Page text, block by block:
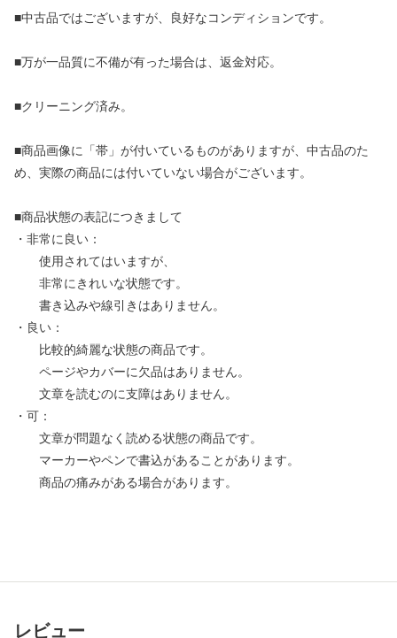
■中古品ではございますが、良好なコンディションです。
■万が一品質に不備が有った場合は、返金対応。
■クリーニング済み。
■商品画像に「帯」が付いているものがありますが、中古品のた
め、実際の商品には付いていない場合がございます。
■商品状態の表記につきまして
・非常に良い：
使用されてはいますが、
非常にきれいな状態です。
書き込みや線引きはありません。
・良い：
比較的綺麗な状態の商品です。
ページやカバーに欠品はありません。
文章を読むのに支障はありません。
・可：
文章が問題なく読める状態の商品です。
マーカーやペンで書込があることがあります。
商品の痛みがある場合があります。
レビュー